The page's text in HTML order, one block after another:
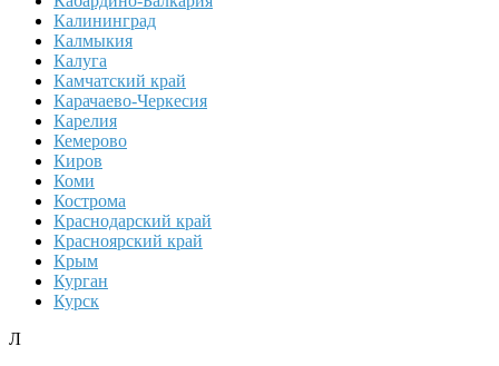
Калининград
Калмыкия
Калуга
Камчатский край
Карачаево-Черкесия
Карелия
Кемерово
Киров
Коми
Кострома
Краснодарский край
Красноярский край
Крым
Курган
Курск
Л